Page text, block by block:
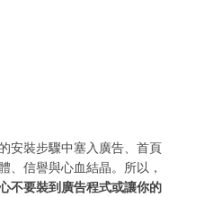
安裝步驟中塞入廣告、首頁
、信譽與心血結晶。所以，
不要裝到廣告程式或讓你的